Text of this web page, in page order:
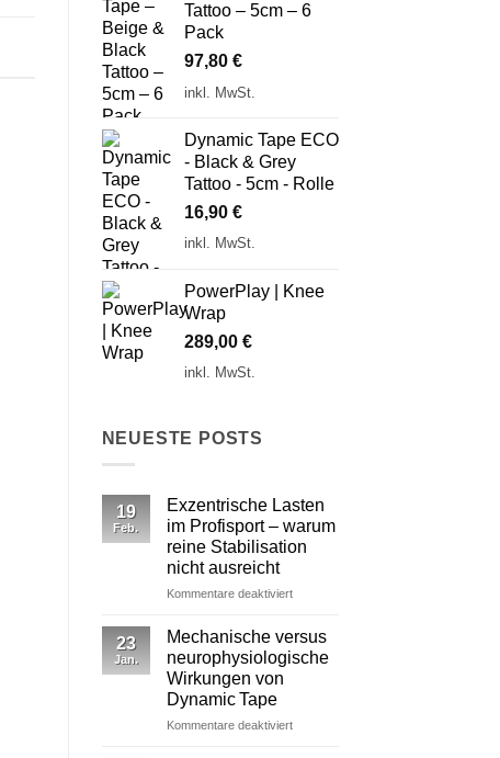
Tattoo – 5cm – 6
Pack
97,80 €
inkl. MwSt.
Dynamic Tape ECO
- Black & Grey
Tattoo - 5cm - Rolle
16,90 €
inkl. MwSt.
PowerPlay | Knee
Wrap
289,00 €
inkl. MwSt.
NEUESTE POSTS
19
Feb.
Exzentrische Lasten
im Profisport – warum
reine Stabilisation
nicht ausreicht
Kommentare deaktiviertfür
Profisport
reine
23
Jan.
Mechanische versus
neurophysiologische
Wirkungen von
Dynamic Tape
Kommentare deaktiviertfür